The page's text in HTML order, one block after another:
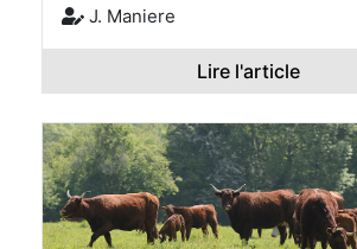
J. Maniere
Lire l'article